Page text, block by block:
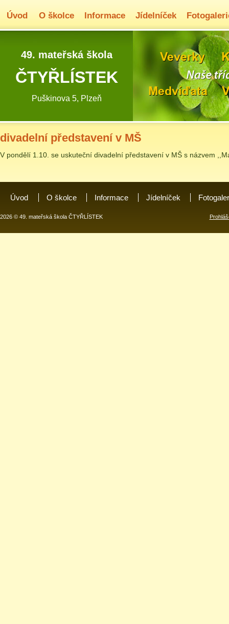
Úvod O školce Informace Jídelníček
49. mateřská škola
ČTYŘLÍSTEK
Puškinova 5, Plzeň
divadelní představení v MŠ
V pondělí 1.10. se uskuteční divadelní představení v MŠ s názvem
Úvod O školce Informace Jídelníček
2026 © 49. mateřská škola ČTYŘLÍSTEK